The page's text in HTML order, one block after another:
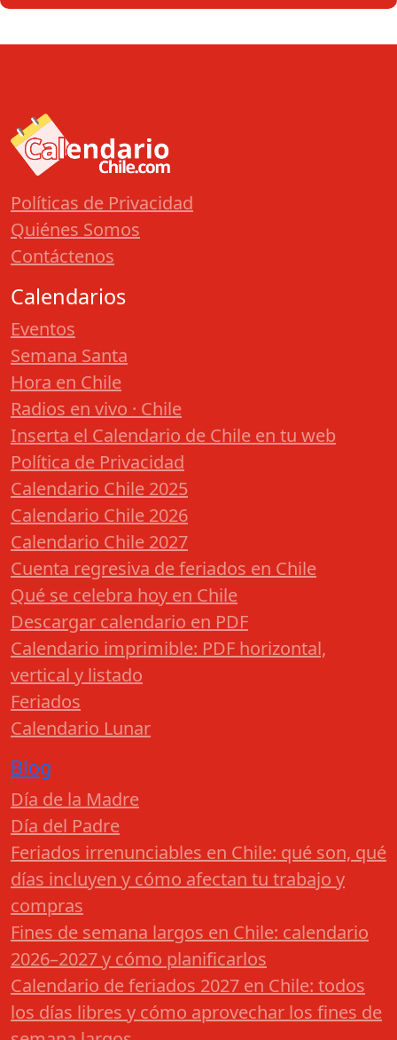
Políticas de Privacidad
Quiénes Somos
Contáctenos
Calendarios
Eventos
Semana Santa
Hora en Chile
Radios en vivo · Chile
Inserta el Calendario de Chile en tu web
Política de Privacidad
Calendario Chile 2025
Calendario Chile 2026
Calendario Chile 2027
Cuenta regresiva de feriados en Chile
Qué se celebra hoy en Chile
Descargar calendario en PDF
Calendario imprimible: PDF horizontal,
vertical y listado
Feriados
Calendario Lunar
Blog
Día de la Madre
Día del Padre
Feriados irrenunciables en Chile: qué son, qué
días incluyen y cómo afectan tu trabajo y
compras
Fines de semana largos en Chile: calendario
2026–2027 y cómo planificarlos
Calendario de feriados 2027 en Chile: todos
los días libres y cómo aprovechar los fines de